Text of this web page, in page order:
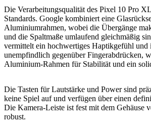
Die Verarbeitungsqualität des Pixel 10 Pro
Standards. Google kombiniert eine
Aluminiumrahmen, wobei die Übergänge
und die Spaltmaße umlaufend gleichmäßig
vermittelt ein hochwertiges Haptikgefühl und
unempfindlich gegenüber Fingerabdrücken,
Aluminium-Rahmen für Stabilität und ein
Die Tasten für Lautstärke und Power sind
keine Spiel auf und verfügen über einen
Die Kamera-Leiste ist fest mit dem Gehäuse
robust.